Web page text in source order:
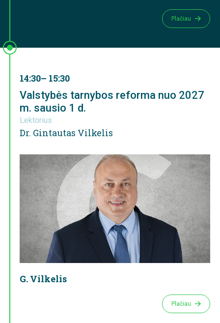
Plačiau
14:30– 15:30
Valstybės tarnybos reforma nuo 2027
m. sausio 1 d.
Lektorius
Dr. Gintautas Vilkelis
G. Vilkelis
Plačiau